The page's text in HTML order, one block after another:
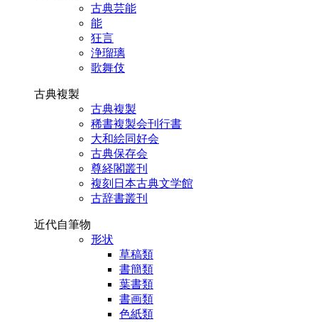
古典芸能
能
狂言
浄瑠璃
歌舞伎
古典複製
古典複製
稀書複製会刊行書
大和絵同好会
古典保存会
尊経閣叢刊
複刻日本古典文学館
古辞書叢刊
近代自筆物
形状
草稿類
書簡類
葉書類
書画類
色紙類